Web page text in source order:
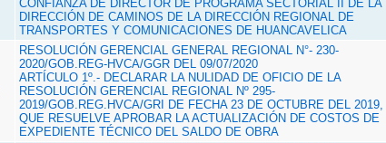
CONFIANZA DE DIRECTOR DE PROGRAMA SECTORIAL II DE LA
DIRECCIÓN DE CAMINOS DE LA DIRECCIÓN REGIONAL DE
TRANSPORTES Y COMUNICACIONES DE HUANCAVELICA
RESOLUCIÓN GERENCIAL GENERAL REGIONAL N°- 230-
2020/GOB.REG-HVCA/GGR DEL 09/07/2020
ARTÍCULO 1º.- DECLARAR LA NULIDAD DE OFICIO DE LA
RESOLUCIÓN GERENCIAL REGIONAL Nº 295-
2019/GOB.REG.HVCA/GRI DE FECHA 23 DE OCTUBRE DEL 2019,
QUE RESUELVE APROBAR LA ACTUALIZACIÓN DE COSTOS DE
EXPEDIENTE TÉCNICO DEL SALDO DE OBRA